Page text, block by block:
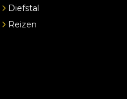
Diefstal
Reizen